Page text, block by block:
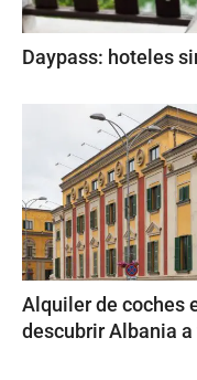
Daypass: hoteles
Alquiler de coches
descubrir Albania